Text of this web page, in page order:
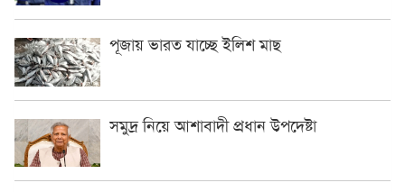
পূজায় ভারত যাচ্ছে ইলিশ মাছ
সমুদ্র নিয়ে আশাবাদী প্রধান উপদেষ্টা